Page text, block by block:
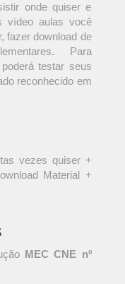
onde quiser e
vídeo aulas você
fazer download de
Para
testar seus
reconhecido em
vezes quiser +
Material +
MEC CNE nº